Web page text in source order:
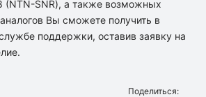
SNR), а также возможных
Вы сможете получить в
поддержки, оставив заявку на
Поделиться: